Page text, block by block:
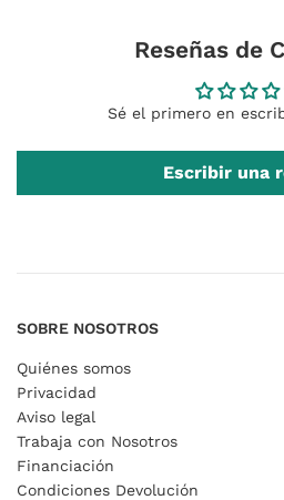
Reseñas de
Sé el primero en
Escribir una
SOBRE NOSOTROS
Quiénes somos
Privacidad
Aviso legal
Trabaja con Nosotros
Financiación
Condiciones Devolución